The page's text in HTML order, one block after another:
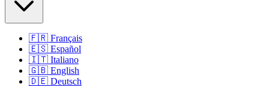
🇫🇷 Français
🇪🇸 Español
🇮🇹 Italiano
🇬🇧 English
🇩🇪 Deutsch